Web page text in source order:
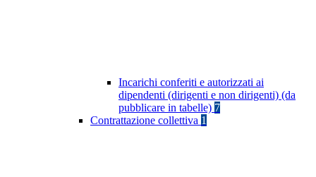
Incarichi conferiti e autorizzati ai
dipendenti (dirigenti e non dirigenti) (da
pubblicare in tabelle) 7
Contrattazione collettiva 1